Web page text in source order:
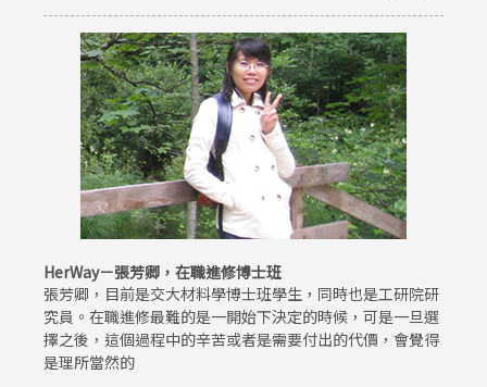
HerWay－張芳卿，在職進修博士班
張芳卿，目前是交大材料學博士班學生，同時也是工研院研
究員。在職進修最難的是一開始下決定的時候，可是一旦選
擇之後，這個過程中的辛苦或者是需要付出的代價，會覺得
是理所當然的